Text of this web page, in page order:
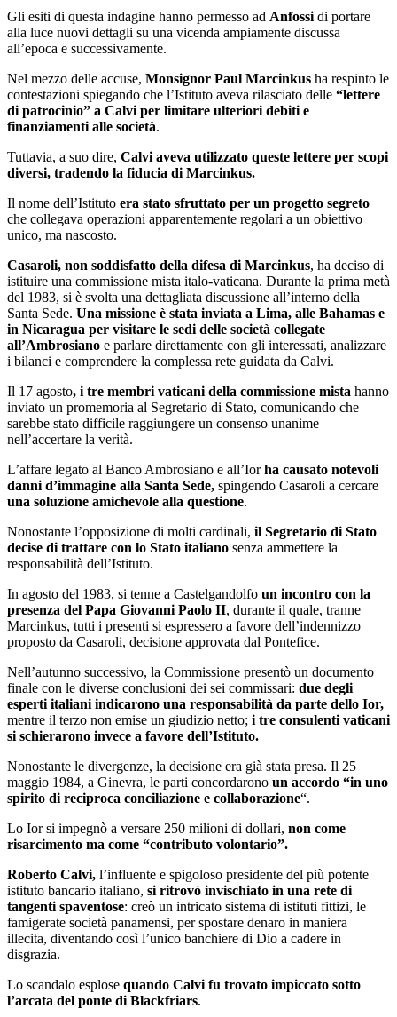
Gli esiti di questa indagine hanno permesso ad Anfossi di portare
alla luce nuovi dettagli su una vicenda ampiamente discussa
all’epoca e successivamente.
Nel mezzo delle accuse, Monsignor Paul Marcinkus ha respinto le
contestazioni spiegando che l’Istituto aveva rilasciato delle “lettere
di patrocinio” a Calvi per limitare ulteriori debiti e
finanziamenti alle società.
Tuttavia, a suo dire, Calvi aveva utilizzato queste lettere per scopi
diversi, tradendo la fiducia di Marcinkus.
Il nome dell’Istituto era stato sfruttato per un progetto segreto
che collegava operazioni apparentemente regolari a un obiettivo
unico, ma nascosto.
Casaroli, non soddisfatto della difesa di Marcinkus, ha deciso di
istituire una commissione mista italo-vaticana. Durante la prima metà
del 1983, si è svolta una dettagliata discussione all’interno della
Santa Sede. Una missione è stata inviata a Lima, alle Bahamas e
in Nicaragua per visitare le sedi delle società collegate
all’Ambrosiano e parlare direttamente con gli interessati, analizzare
i bilanci e comprendere la complessa rete guidata da Calvi.
Il 17 agosto, i tre membri vaticani della commissione mista hanno
inviato un promemoria al Segretario di Stato, comunicando che
sarebbe stato difficile raggiungere un consenso unanime
nell’accertare la verità.
L’affare legato al Banco Ambrosiano e all’Iorha causato notevoli
danni d’immagine alla Santa Sede, spingendo Casaroli a cercare
una soluzione amichevole alla questione.
Nonostante l’opposizione di molti cardinali, il Segretario di Stato
decise di trattare con lo Stato italiano senza ammettere la
responsabilità dell’Istituto.
In agosto del 1983, si tenne a Castelgandolfo un incontro con la
presenza del Papa Giovanni Paolo II, durante il quale, tranne
Marcinkus, tutti i presenti si espressero a favore dell’indennizzo
proposto da Casaroli, decisione approvata dal Pontefice.
Nell’autunno successivo, la Commissione presentò un documento
finale con le diverse conclusioni dei sei commissari: due degli
esperti italiani indicarono una responsabilità da parte dello Ior,
mentre il terzo non emise un giudizio netto; i tre consulenti vaticani
si schierarono invece a favore dell’Istituto.
Nonostante le divergenze, la decisione era già stata presa. Il 25
maggio 1984, a Ginevra, le parti concordarono un accordo “in uno
spirito di reciproca conciliazione e collaborazione“.
Lo Ior si impegnò a versare 250 milioni di dollari, non come
risarcimento ma come “contributo volontario”.
Roberto Calvi, l’influente e spigoloso presidente del più potente
istituto bancario italiano, si ritrovò invischiato in una rete di
tangenti spaventose: creò un intricato sistema di istituti fittizi, le
famigerate società panamensi, per spostare denaro in maniera
illecita, diventando così l’unico banchiere di Dio a cadere in
disgrazia.
Lo scandalo esplose quando Calvi fu trovato impiccato sotto
l’arcata del ponte di Blackfriars.